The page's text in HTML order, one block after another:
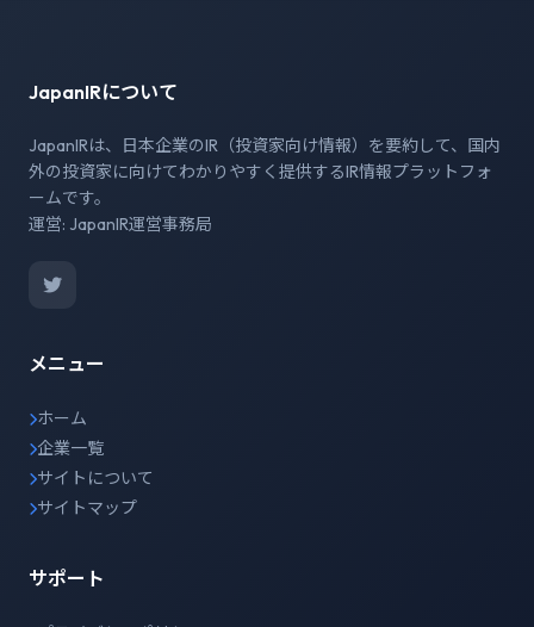
JapanIRについて
JapanIRは、日本企業のIR（投資家向け情報）を要約して、国内
外の投資家に向けてわかりやすく提供するIR情報プラットフォ
ームです。
運営: JapanIR運営事務局
メニュー
ホーム
企業一覧
サイトについて
サイトマップ
サポート